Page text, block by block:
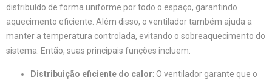
distribuído de forma uniforme por todo o espaço, garantindo
aquecimento eficiente. Além disso, o ventilador também ajuda a
manter a temperatura controlada, evitando o sobreaquecimento do
sistema. Então, suas principais funções incluem:
Distribuição eficiente do calor: O ventilador garante que o